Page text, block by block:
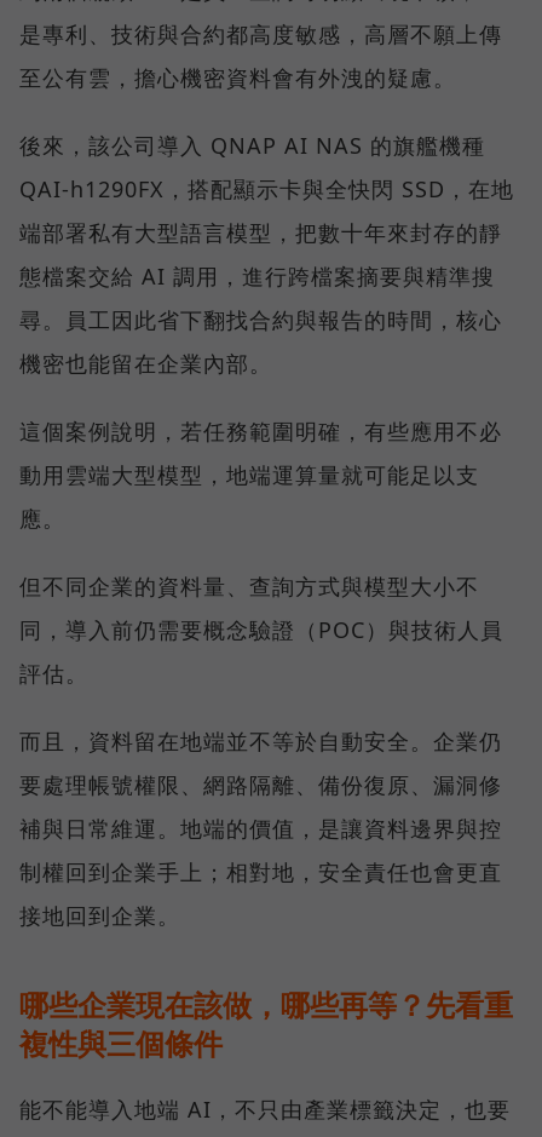
是專利、技術與合約都高度敏感，高層不願上傳
至公有雲，擔心機密資料會有外洩的疑慮。
後來，該公司導入 QNAP AI NAS 的旗艦機種
QAI-h1290FX，搭配顯示卡與全快閃 SSD，在地
端部署私有大型語言模型，把數十年來封存的靜
態檔案交給 AI 調用，進行跨檔案摘要與精準搜
尋。員工因此省下翻找合約與報告的時間，核心
機密也能留在企業內部。
這個案例說明，若任務範圍明確，有些應用不必
動用雲端大型模型，地端運算量就可能足以支
應。
但不同企業的資料量、查詢方式與模型大小不
同，導入前仍需要概念驗證（POC）與技術人員
評估。
而且，資料留在地端並不等於自動安全。企業仍
要處理帳號權限、網路隔離、備份復原、漏洞修
補與日常維運。地端的價值，是讓資料邊界與控
制權回到企業手上；相對地，安全責任也會更直
接地回到企業。
哪些企業現在該做，哪些再等？先看重
複性與三個條件
能不能導入地端 AI，不只由產業標籤決定，也要